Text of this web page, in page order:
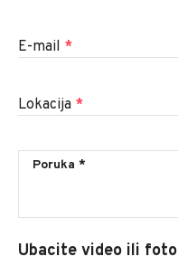
E-mail *
Lokacija *
Ubacite video ili foto